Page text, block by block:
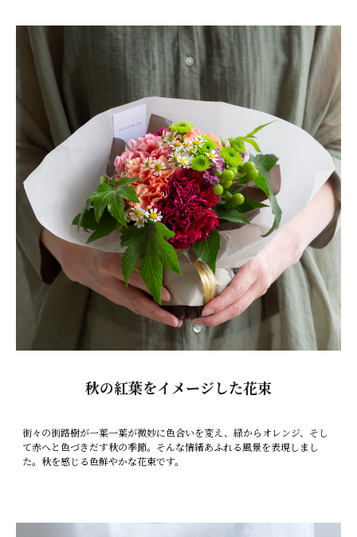
秋の紅葉をイメージした花束
街々の街路樹が一葉一葉が微妙に色合いを変え、緑からオレンジ、そし
て赤へと色づきだす秋の季節。そんな情緒あふれる風景を表現しまし
た。秋を感じる色鮮やかな花束です。